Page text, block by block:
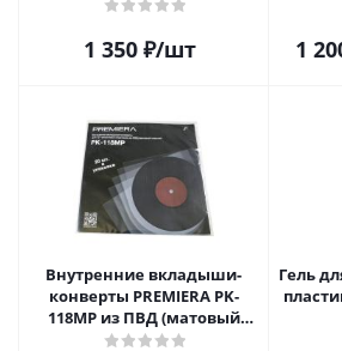
1 350₽/шт 1
Внутренние вкладыши-
конверты PREMIERA PK-
118MP из ПВД (матовый
пластик) для 12" виниловых
Гель